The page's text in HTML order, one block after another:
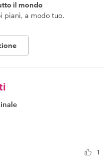
il mondo
piani, a modo tuo.
1